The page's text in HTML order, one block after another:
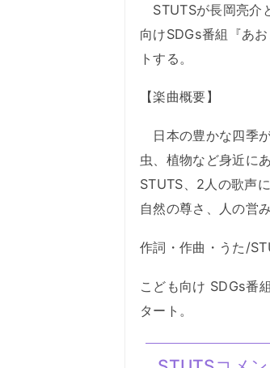
STUTSが長岡亮介
向けSDGs番組『あ
トする。
【楽曲概要】
日本の豊かな四季
虫、植物など身近に
STUTS、2人の歌声
自然の尊さ、人の営
作詞・作曲・うた/
こども向け SDGs番
タート。